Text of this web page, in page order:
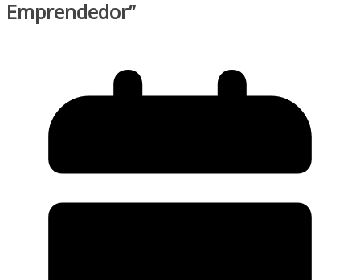
Emprendedor”